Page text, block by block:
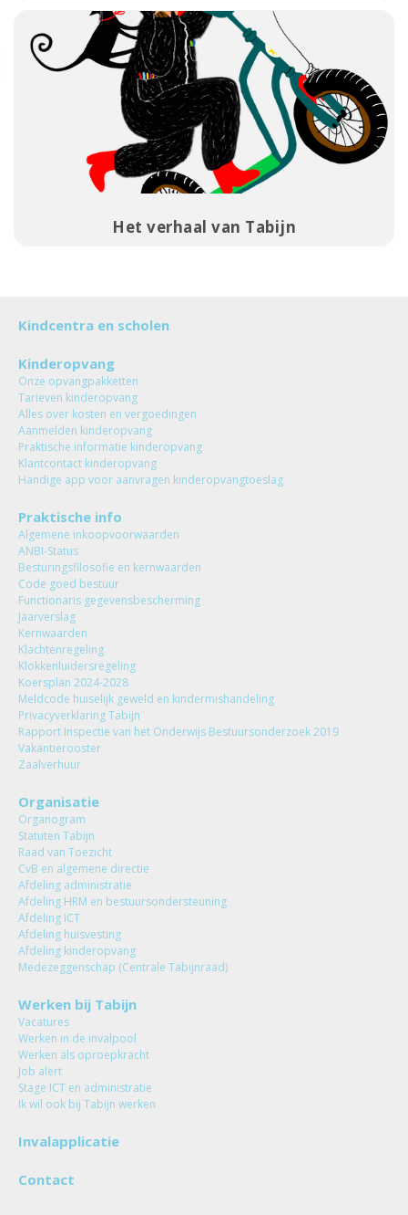
Het verhaal van Tabijn
Kindcentra en scholen
Kinderopvang
Onze opvangpakketten
Tarieven kinderopvang
Alles over kosten en vergoedingen
Aanmelden kinderopvang
Praktische informatie kinderopvang
Klantcontact kinderopvang
Handige app voor aanvragen kinderopvangtoeslag
Praktische info
Algemene inkoopvoorwaarden
ANBI-Status
Besturingsfilosofie en kernwaarden
Code goed bestuur
Functionaris gegevensbescherming
Jaarverslag
Kernwaarden
Klachtenregeling
Klokkenluidersregeling
Koersplan 2024-2028
Meldcode huiselijk geweld en kindermishandeling
Privacyverklaring Tabijn
Rapport Inspectie van het Onderwijs Bestuursonderzoek 2019
Vakantierooster
Zaalverhuur
Organisatie
Organogram
Statuten Tabijn
Raad van Toezicht
CvB en algemene directie
Afdeling administratie
Afdeling HRM en bestuursondersteuning
Afdeling ICT
Afdeling huisvesting
Afdeling kinderopvang
Medezeggenschap (Centrale Tabijnraad)
Werken bij Tabijn
Vacatures
Werken in de invalpool
Werken als oproepkracht
Job alert
Stage ICT en administratie
Ik wil ook bij Tabijn werken
Invalapplicatie
Contact